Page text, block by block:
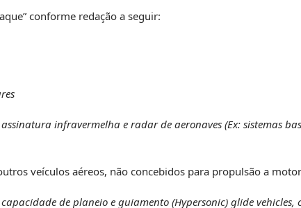
conforme redação a seguir:
infravermelha e radar de aeronaves (Ex: sistemas
veículos aéreos, não concebidos para propulsão a motor
de planeio e guiamento (Hypersonic) glide vehicles,